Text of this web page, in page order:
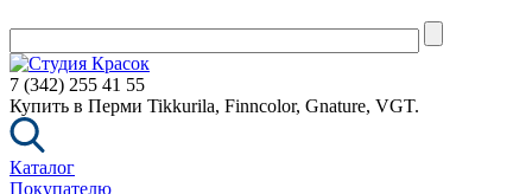
7 (342) 255 41 55
Купить в Перми Tikkurila, Finncolor, Gnature, VGT.
Каталог
Покупателю